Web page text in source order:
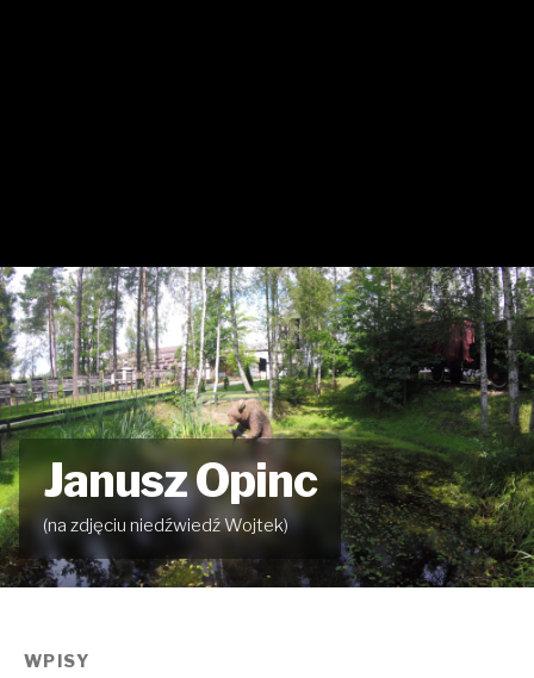
Janusz Opinc
(na zdjęciu niedźwiedź Wojtek)
WPISY